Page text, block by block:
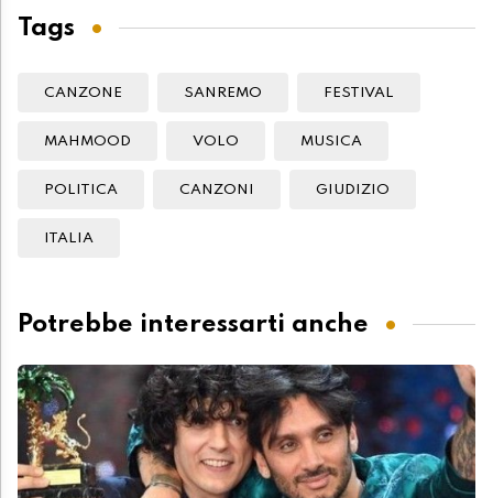
Tags
CANZONE SANREMO FESTIVAL
MAHMOOD VOLO MUSICA
POLITICA CANZONI GIUDIZIO
ITALIA
Potrebbe interessarti anche